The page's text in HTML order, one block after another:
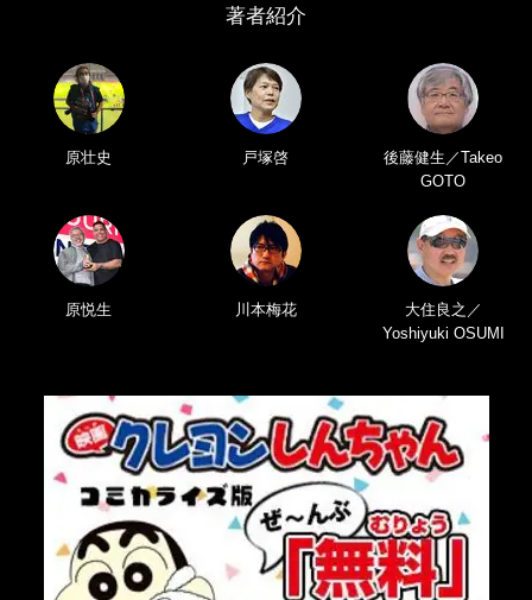
著者紹介
原壮史 戸塚啓
後藤健生／Takeo
GOTO
原悦生 川本梅花
大住良之／
Yoshiyuki OSUMI